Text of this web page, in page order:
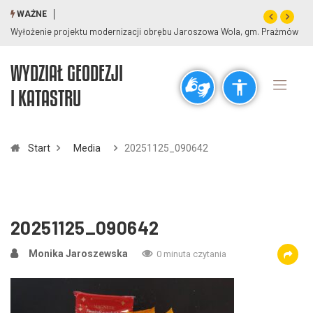
visibility_off title
remove_circle_outline
WAŻNE
Wyłożenie projektu modernizacji obrębu Jaroszowa Wola, gm. Prażmów
WYDZIAŁ GEODEZJI
I KATASTRU
Start Media 20251125_090642
20251125_090642
Monika Jaroszewska 0 minuta czytania